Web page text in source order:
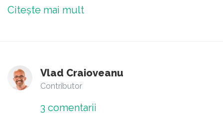
Citește mai mult
Vlad Craioveanu
Contributor
3 comentarii